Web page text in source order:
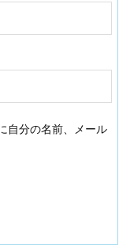
自分の名前、メール